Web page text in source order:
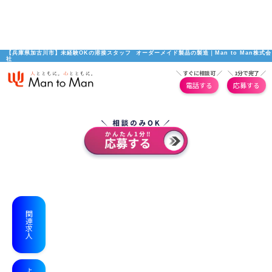
【兵庫県加古川市】未経験OKの溶接スタッフ  オーダーメイド製品の製造｜Man to Man株式会
社
＼ すぐに相談可 ／
電話する
＼ 1分で完了 ／
応募する
関連求人